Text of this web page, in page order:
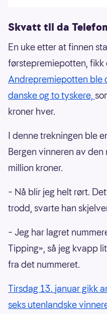
Skvatt til da
En uke etter at finnen
førstepremiepotten, fikk
Andrepremiepotten ble
danske og to tyskere,
kroner hver.
I denne trekningen ble
Bergen vinneren av
million kroner.
– Nå blir jeg helt rørt.
trodd, svarte han
– Jeg har lagret
Tipping», så jeg kvapp
fra det nummeret.
Tirsdag 13. januar gikk
seks utenlandske